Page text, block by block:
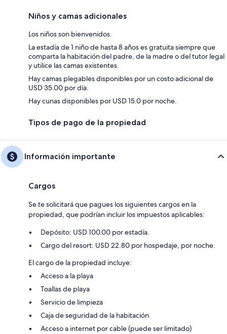
Niños y camas adicionales
Los niños son bienvenidos.
La estadía de 1 niño de hasta 8 años es gratuita siempre que
comparta la habitación del padre, de la madre o del tutor legal
y utilice las camas existentes.
Hay camas plegables disponibles por un costo adicional de
USD 35.00 por día.
Hay cunas disponibles por USD 15.0 por noche.
Tipos de pago de la propiedad
Información importante
Cargos
Se te solicitará que pagues los siguientes cargos en la
propiedad, que podrían incluir los impuestos aplicables:
Depósito: USD 100.00 por estadía.
Cargo del resort: USD 22.80 por hospedaje, por noche.
El cargo de la propiedad incluye:
Acceso a la playa
Toallas de playa
Servicio de limpieza
Caja de seguridad de la habitación
Acceso a internet por cable (puede ser limitado)